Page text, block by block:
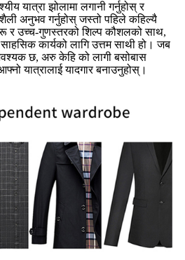
यात्रा झोलामा लगानी गर्नुहोस् र
अनुभव गर्नुहोस् जस्तो पहिले कहिल्यै
र उच्च-गुणस्तरको शिल्प कौशलको साथ,
साहसिक कार्यको लागि उत्तम साथी हो। जब
छ, अरु केहि को लागी बसोबास
यात्रालाई यादगार बनाउनुहोस्।